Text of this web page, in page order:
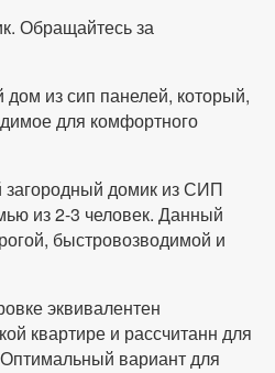
Обращайтесь за
из сип панелей, который,
для комфортного
домик из СИП
из 2-3 человек. Данный
быстровозводимой и
эквивалентен
квартире и рассчитанн для
вариант для